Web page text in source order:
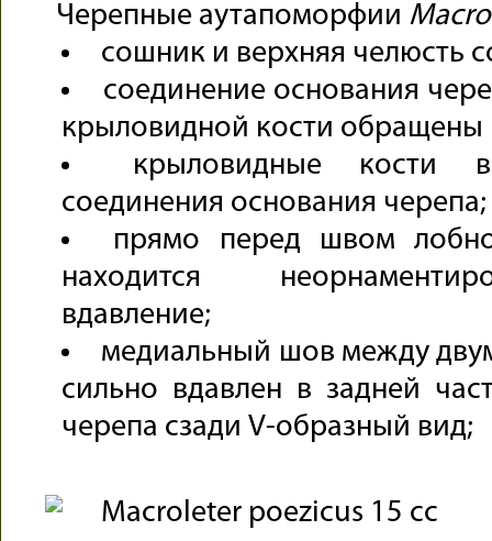
Черепные аутапоморфии
сошник и верхняя челюсть
соединение основания
крыловидной кости обращены
крыловидные кости
соединения основания черепа;
прямо перед швом
находится
вдавление;
медиальный шов между
сильно вдавлен в задней
черепа сзади V-образный вид;